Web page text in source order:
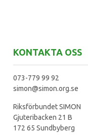
KONTAKTA OSS
073-779 99 92
simon@simon.org.se
Riksförbundet SIMON
Gjuteribacken 21 B
172 65 Sundbyberg